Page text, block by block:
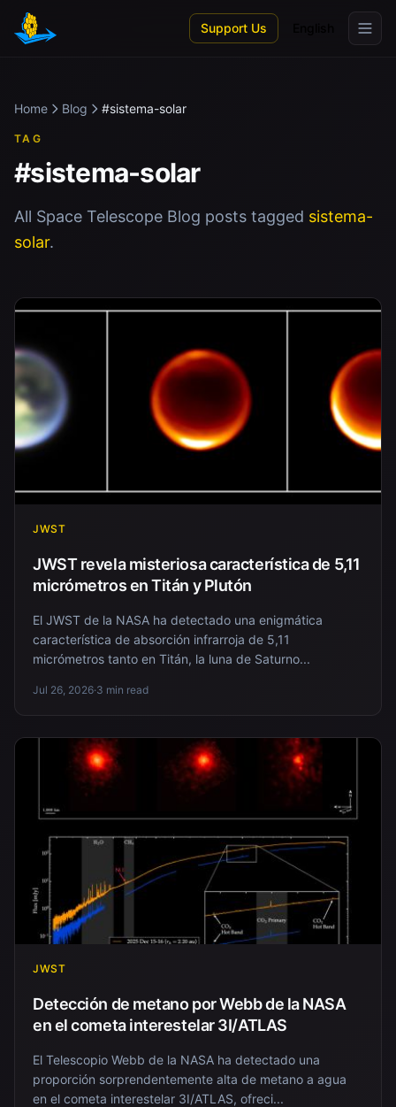
Skip to main content
Support Us
Home Blog #sistema-solar
TAG
#sistema-solar
All Space Telescope Blog posts tagged sistema-
solar.
JWST
JWST revela misteriosa característica de 5,11
micrómetros en Titán y Plutón
El JWST de la NASA ha detectado una enigmática
característica de absorción infrarroja de 5,11
micrómetros tanto en Titán, la luna de Saturno...
Jul 26, 2026·3 min read
JWST
Detección de metano por Webb de la NASA
en el cometa interestelar 3I/ATLAS
El Telescopio Webb de la NASA ha detectado una
proporción sorprendentemente alta de metano a agua
en el cometa interestelar 3I/ATLAS, ofreci...